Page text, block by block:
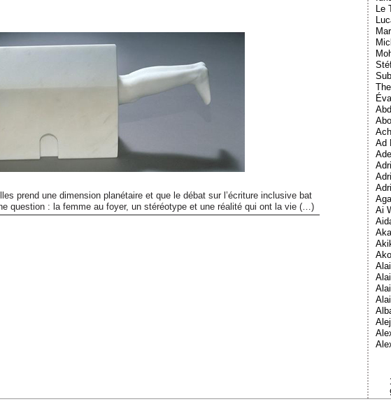
prend une dimension planétaire et que le débat sur l’écriture inclusive bat
question : la femme au foyer, un stéréotype et une réalité qui ont la vie (…)
Le
Ad
Ai